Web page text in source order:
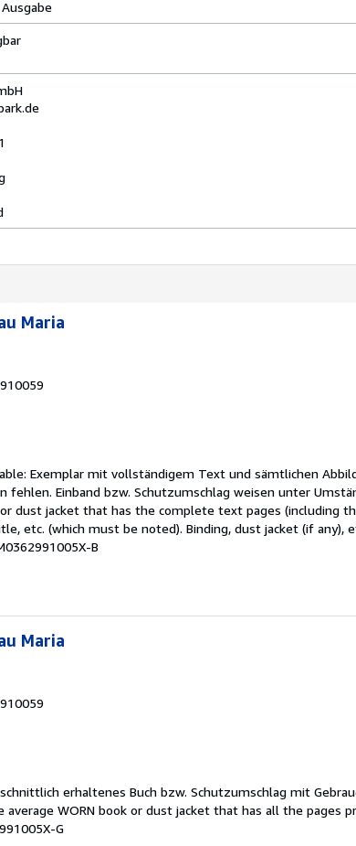
Maria
Exemplar mit vollständigem Text und sämtlichen
Einband bzw. Schutzumschlag weisen unter
dust jacket that has the complete text pages (including
etc. (which must be noted). Binding, dust jacket (if any),
B
Maria
erhaltenes Buch bzw. Schutzumschlag mit
WORN book or dust jacket that has all the pages
G